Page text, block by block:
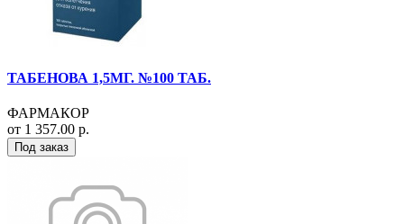
ТАБЕНОВА 1,5МГ. №100 ТАБ.
ФАРМАКОР
от 1 357.00 р.
Под заказ